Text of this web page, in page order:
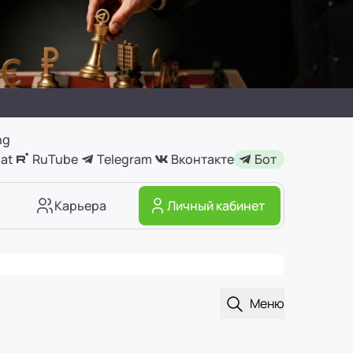
RuTube Telegram Вконтакте Бот
Карьера Личный кабинет
Меню
Открыть поиск